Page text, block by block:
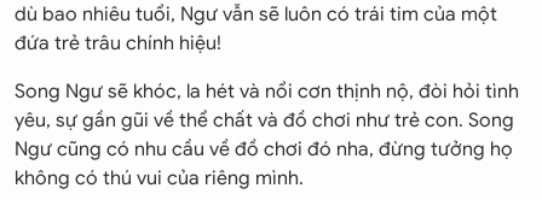
dù bao nhiêu tuổi, Ngư vẫn sẽ luôn có trái tim của một
đứa trẻ trâu chính hiệu!
Song Ngư sẽ khóc, la hét và nổi cơn thịnh nộ, đòi hỏi tình
yêu, sự gần gũi về thể chất và đồ chơi như trẻ con. Song
Ngư cũng có nhu cầu về đồ chơi đó nha, đừng tưởng họ
không có thú vui của riêng mình.